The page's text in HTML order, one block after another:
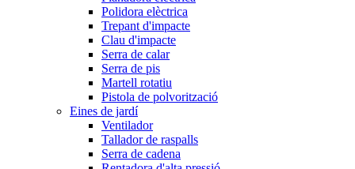
Polidora elèctrica
Trepant d'impacte
Clau d'impacte
Serra de calar
Serra de pis
Martell rotatiu
Pistola de polvorització
Eines de jardí
Ventilador
Tallador de raspalls
Serra de cadena